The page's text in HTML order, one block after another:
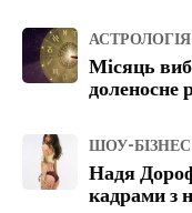
АСТРОЛОГІЯ
Місяць
доленосне
ШОУ-БІЗНЕС
Надя
кадрами з